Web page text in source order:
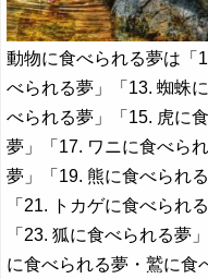
動物に食べられる夢は「
べられる夢」「13. 蜘蛛
べられる夢」「15. 虎に
夢」「17. ワニに食べら
夢」「19. 熊に食べられ
「21. トカゲに食べられ
「23. 狐に食べられる夢
に食べられる夢・鷲に食